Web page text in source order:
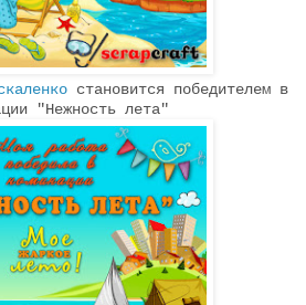
становится победителем в
"Нежность лета"